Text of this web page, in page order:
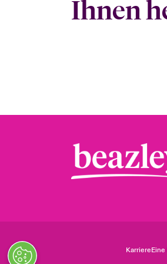
Ihnen
Karriere